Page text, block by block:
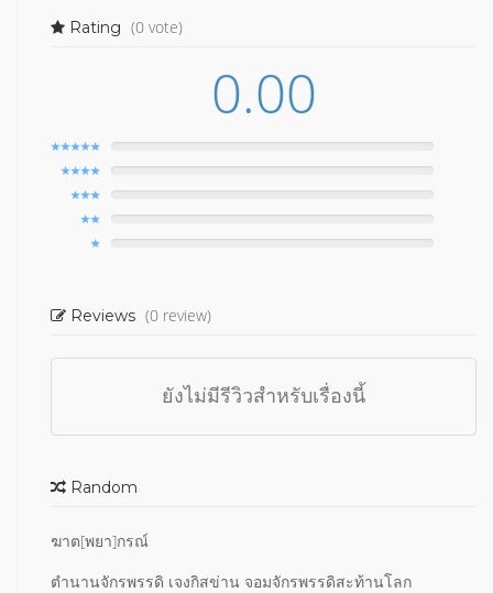
Rating (0 vote)
0.00
Reviews (0 review)
ยังไม่มีรีวิวสำหรับเรื่องนี้
Random
ฆาต[พยา]กรณ์
ตำนานจักรพรรดิ เจงกิสข่าน จอมจักรพรรดิสะท้านโลก